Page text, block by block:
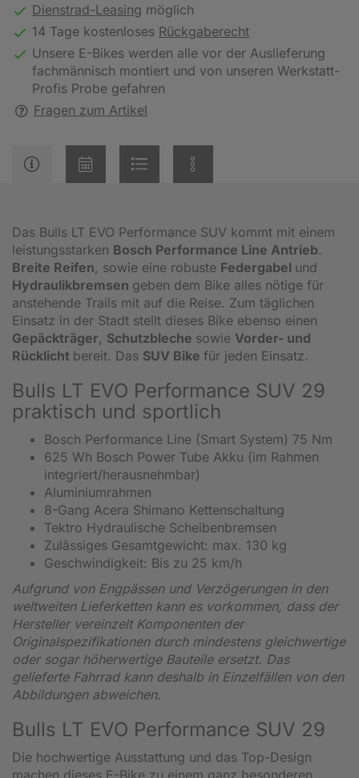
Dienstrad-Leasing möglich
14 Tage kostenloses Rückgaberecht
Unsere E-Bikes werden alle vor der Auslieferung
fachmännisch montiert und von unseren Werkstatt-
Profis Probe gefahren
Fragen zum Artikel
Das Bulls LT EVO Performance SUV kommt mit einem
leistungsstarken Bosch Performance Line Antrieb.
Breite Reifen, sowie eine robuste Federgabel und
Hydraulikbremsen geben dem Bike alles nötige für
anstehende Trails mit auf die Reise. Zum täglichen
Einsatz in der Stadt stellt dieses Bike ebenso einen
Gepäckträger, Schutzbleche sowie Vorder- und
Rücklicht bereit. Das SUV Bike für jeden Einsatz.
Bulls LT EVO Performance SUV 29
praktisch und sportlich
Bosch Performance Line (Smart System) 75 Nm
625 Wh Bosch Power Tube Akku (im Rahmen
integriert/herausnehmbar)
Aluminiumrahmen
8-Gang Acera Shimano Kettenschaltung
Tektro Hydraulische Scheibenbremsen
Zulässiges Gesamtgewicht: max. 130 kg
Geschwindigkeit: Bis zu 25 km/h
Aufgrund von Engpässen und Verzögerungen in den
weltweiten Lieferketten kann es vorkommen, dass der
Hersteller vereinzelt Komponenten der
Originalspezifikationen durch mindestens gleichwertige
oder sogar höherwertige Bauteile ersetzt. Das
gelieferte Fahrrad kann deshalb in Einzelfällen von den
Abbildungen abweichen.
Bulls LT EVO Performance SUV 29
Die hochwertige Ausstattung und das Top-Design